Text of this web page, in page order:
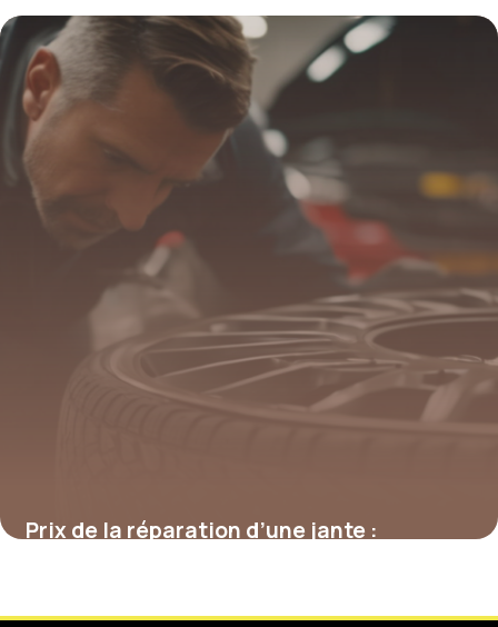
: astuces et solutions fiables
4 juillet 2025
Prix de la réparation d’une jante :